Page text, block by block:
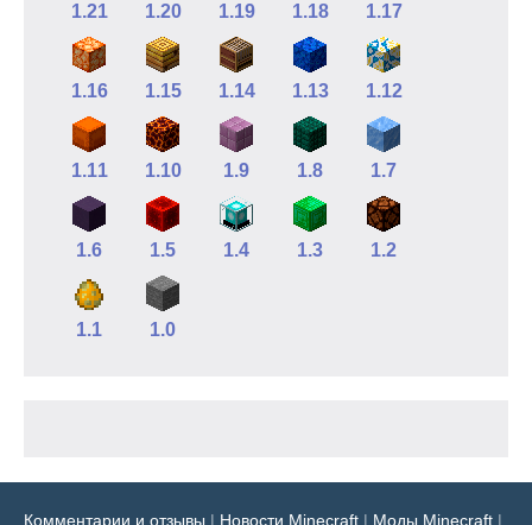
1.21 1.20 1.19 1.18 1.17
1.16 1.15 1.14 1.13 1.12
1.11 1.10 1.9 1.8 1.7
1.6 1.5 1.4 1.3 1.2
1.1 1.0
Комментарии и отзывы | Новости Minecraft | Моды Minecraft |